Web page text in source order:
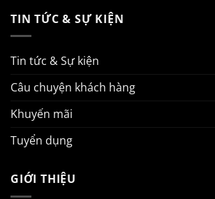
TIN TỨC & SỰ KIỆN
Tin tức & Sự kiện
Câu chuyện khách hàng
Khuyến mãi
Tuyển dụng
GIỚI THIỆU